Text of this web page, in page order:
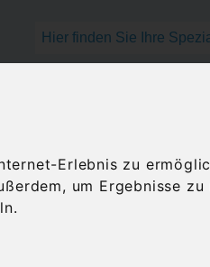
Erlebnis zu
um Ergebnisse zu
Mein Konto
&